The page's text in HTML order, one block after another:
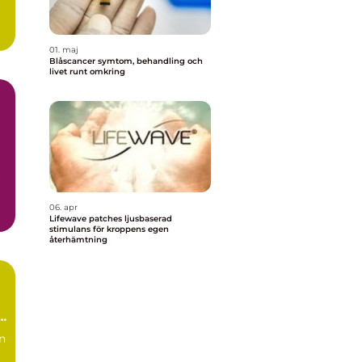
01. maj
Blåscancer symtom, behandling och
livet runt omkring
06. apr
Lifewave patches ljusbaserad
stimulans för kroppens egen
återhämtning